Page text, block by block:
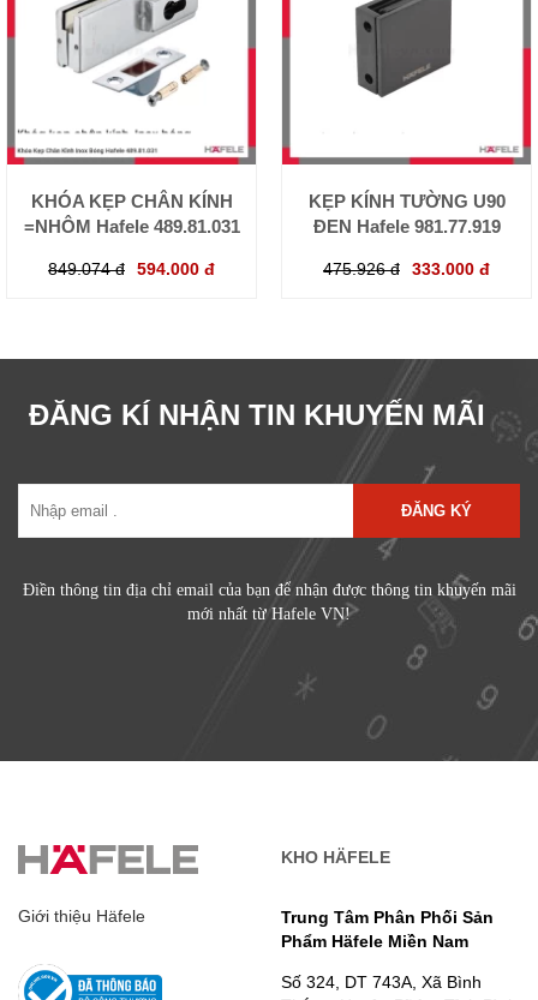
KHÓA KẸP CHÂN KÍNH
=NHÔM Hafele 489.81.031
849.074 đ 594.000 đ
KẸP KÍNH TƯỜNG U90
ĐEN Hafele 981.77.919
475.926 đ 333.000 đ
ĐĂNG KÍ NHẬN TIN KHUYẾN MÃI
ĐĂNG KÝ
Điền thông tin địa chỉ email của bạn để nhận được thông tin khuyến mãi
mới nhất từ Hafele VN!
Giới thiệu Häfele
KHO HÄFELE
Trung Tâm Phân Phối Sản
Phẩm Häfele Miền Nam
Số 324, DT 743A, Xã Bình